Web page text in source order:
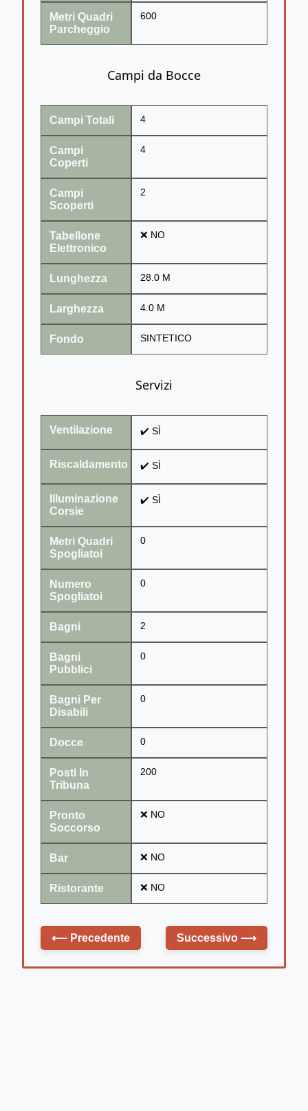
Metri Quadri
Parcheggio
600
Campi da Bocce
Campi Totali 4
Campi
Coperti
4
Campi
Scoperti
2
Tabellone
Elettronico
❌ NO
Lunghezza 28.0 M
Larghezza 4.0 M
Fondo SINTETICO
Servizi
Ventilazione ✔️ SÌ
Riscaldamento ✔️ SÌ
Illuminazione
Corsie
✔️ SÌ
Metri Quadri
Spogliatoi
0
Numero
Spogliatoi
0
Bagni 2
Bagni
Pubblici
0
Bagni Per
Disabili
0
Docce 0
Posti In
Tribuna
200
Pronto
Soccorso
❌ NO
Bar ❌ NO
Ristorante ❌ NO
⟵ Precedente Successivo ⟶